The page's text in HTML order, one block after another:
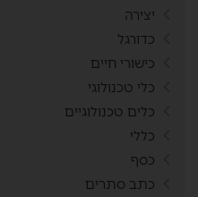
יצירה
כדורגל
כישורי חיים
כלי טכנולוגי
כלים טכנולוגיים
כללי
כסף
כתב סתרים